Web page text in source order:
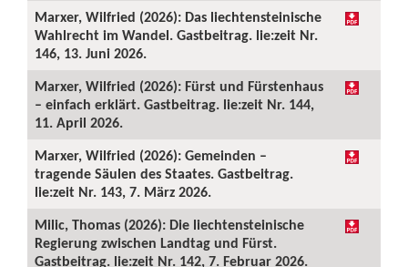
Marxer, Wilfried (2026): Das liechtensteinische
Wahlrecht im Wandel. Gastbeitrag. lie:zeit Nr.
146, 13. Juni 2026.
Marxer, Wilfried (2026): Fürst und Fürstenhaus
– einfach erklärt. Gastbeitrag. lie:zeit Nr. 144,
11. April 2026.
Marxer, Wilfried (2026): Gemeinden –
tragende Säulen des Staates. Gastbeitrag.
lie:zeit Nr. 143, 7. März 2026.
Milic, Thomas (2026): Die liechtensteinische
Regierung zwischen Landtag und Fürst.
Gastbeitrag. lie:zeit Nr. 142, 7. Februar 2026.